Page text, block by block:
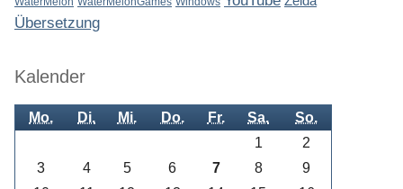
Übersetzung
Kalender
Mo. Di. Mi. Do. Fr. Sa.
So.
1
2
3
4 5 6 7 8
9